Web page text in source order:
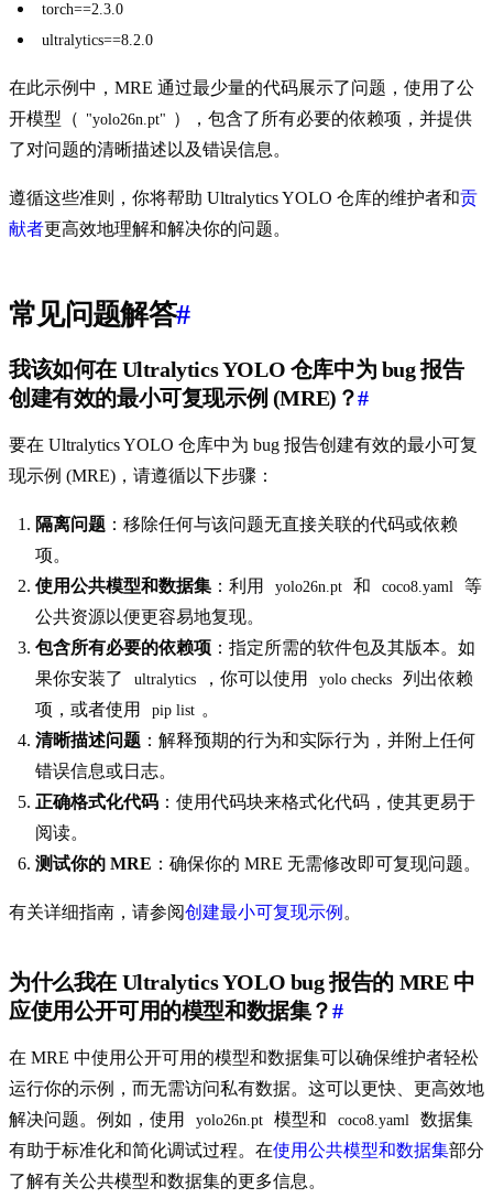
torch==2.3.0
ultralytics==8.2.0
在此示例中，MRE 通过最少量的代码展示了问题，使用了公
开模型（ "yolo26n.pt" ），包含了所有必要的依赖项，并提供
了对问题的清晰描述以及错误信息。
遵循这些准则，你将帮助 Ultralytics YOLO 仓库的维护者和贡
献者更高效地理解和解决你的问题。
常见问题解答#
我该如何在 Ultralytics YOLO 仓库中为 bug 报告
创建有效的最小可复现示例 (MRE)？#
要在 Ultralytics YOLO 仓库中为 bug 报告创建有效的最小可复
现示例 (MRE)，请遵循以下步骤：
隔离问题 ：移除任何与该问题无直接关联的代码或依赖
项。
使用公共模型和数据集 ：利用 yolo26n.pt 和 coco8.yaml
等
公共资源以便更容易地复现。
包含所有必要的依赖项 ：指定所需的软件包及其版本。如
果你安装了
ultralytics ，你可以使用 yolo checks
列出依赖
项，或者使用
pip list 。
清晰描述问题 ：解释预期的行为和实际行为，并附上任何
错误信息或日志。
正确格式化代码 ：使用代码块来格式化代码，使其更易于
阅读。
测试你的 MRE ：确保你的 MRE 无需修改即可复现问题。
有关详细指南，请参阅创建最小可复现示例 。
为什么我在 Ultralytics YOLO bug 报告的 MRE 中
应使用公开可用的模型和数据集？#
在 MRE 中使用公开可用的模型和数据集可以确保维护者轻松
运行你的示例，而无需访问私有数据。这可以更快、更高效地
解决问题。例如，使用
yolo26n.pt 模型和 coco8.yaml
数据集
有助于标准化和简化调试过程。在使用公共模型和数据集部分
了解有关公共模型和数据集的更多信息。